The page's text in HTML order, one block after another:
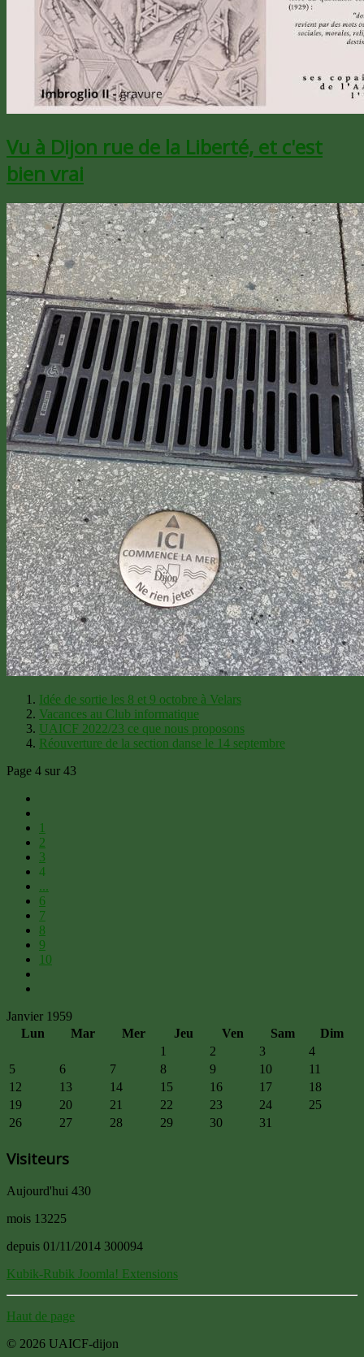
Vu à Dijon rue de la Liberté, et c'est
bien vrai
Idée de sortie les 8 et 9 octobre à Velars
Vacances au Club informatique
UAICF 2022/23 ce que nous proposons
Réouverture de la section danse le 14 septembre
Page 4 sur 43
1
2
3
4
...
6
7
8
9
10
Janvier 1959
Lun
Mar Mer Jeu Ven Sam
Dim
1
2 3
4
5
6 7 8 9 10
11
12
13 14 15 16 17
18
19
20 21 22 23 24
25
26
27 28 29 30 31
Visiteurs
Aujourd'hui 430
mois 13225
depuis 01/11/2014 300094
Kubik-Rubik Joomla! Extensions
Haut de page
© 2026 UAICF-dijon